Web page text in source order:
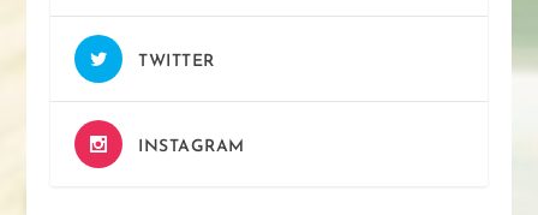
TWITTER
INSTAGRAM